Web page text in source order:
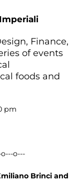
Finance,
of events
foods and
pm
o---
Brinci and